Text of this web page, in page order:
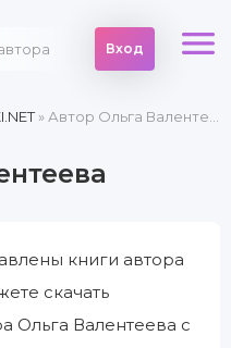
Вход
» Автор Ольга Валентеева
книги автора
скачать
Ольга Валентеева с